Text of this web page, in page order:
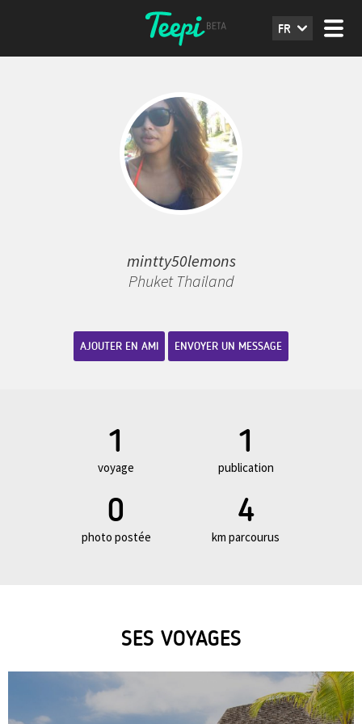
FR
mintty50lemons
Phuket Thailand
AJOUTER EN AMI ENVOYER UN MESSAGE
1
voyage
1
publication
0
photo postée
4
km parcourus
SES VOYAGES